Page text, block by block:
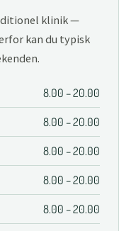
klinik —
kan du typisk
8.00 – 20.00
8.00 – 20.00
8.00 – 20.00
8.00 – 20.00
8.00 – 20.00